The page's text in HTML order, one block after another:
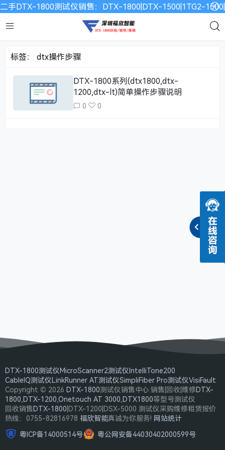
二手DTX-1800测试仪销售：DTX-1800|DTX-1500|1TG2-
标签： dtx操作步骤
DTX-1800系列(dtx1800,dtx-
1200,dtx-lt)简单操作步骤说明
0 0
DTX-1800测试仪MicroScanner2测试仪IntelliTone200
CableIQ测试仪LinkRunner AT测试仪SimpliFiber Pro测试仪VisiFault
Copyright © 2026 DTX-1800测试仪销售中心:销售|回收|维修DTX-
1800,DTX-1200,Onetouch AT 3000,DTX1800等型号测试仪
回收销售DTX-1800|DTX-1200|DSX-5000 测试仪采购维修租赁报价
热线：0755-82816978 福欣智能真诚为你服务! 网站统计
粤ICP备14000514号
粤公网安备44030402000599号